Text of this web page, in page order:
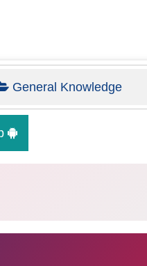
General Knowledge